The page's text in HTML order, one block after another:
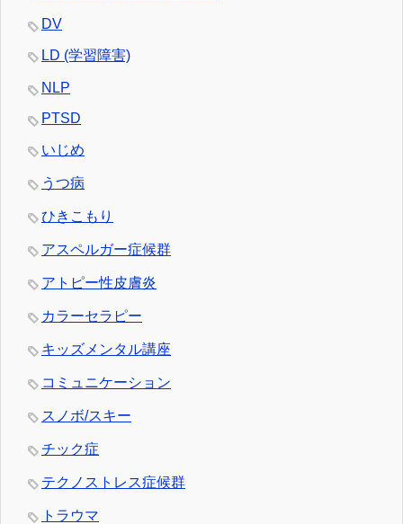
DV
LD (学習障害)
NLP
PTSD
いじめ
うつ病
ひきこもり
アスペルガー症候群
アトピー性皮膚炎
カラーセラピー
キッズメンタル講座
コミュニケーション
スノボ/スキー
チック症
テクノストレス症候群
トラウマ